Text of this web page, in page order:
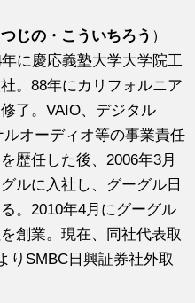
つじの・こういちろう ）
に慶応義塾大学大学院工
。88年にカリフォルニア
了。VAIO、デジタル
オーディオ等の事業責任
歴任した後、2006年3月
ルに入社し、グーグル日
。2010年4月にグーグル
創業。現在、同社代表取
りSMBC日興証券社外取